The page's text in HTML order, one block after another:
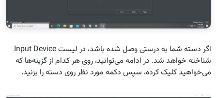
اگر دسته شما به درستی وصل شده باشد، در لیست Input Device
شناخته خواهد شد. در ادامه می‌توانید، روی هر کدام از گزینه‌ها که
می‌خواهید کلیک کرده، سپس دکمه مورد نظر روی دسته را بزنید.